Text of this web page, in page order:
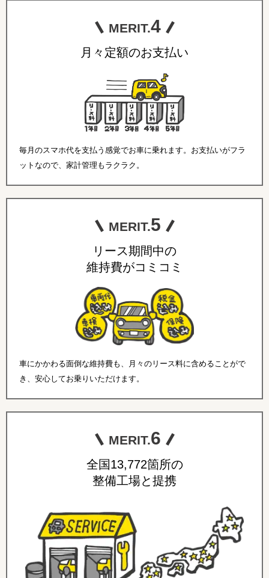
MERIT.4
月々定額のお支払い
毎月のスマホ代を支払う感覚でお車に乗れます。お支払いがフラ
ットなので、家計管理もラクラク。
MERIT.5
リース期間中の
維持費がコミコミ
車にかかわる面倒な維持費も、月々のリース料に含めることがで
き、安心してお乗りいただけます。
MERIT.6
全国13,772箇所の
整備工場と提携